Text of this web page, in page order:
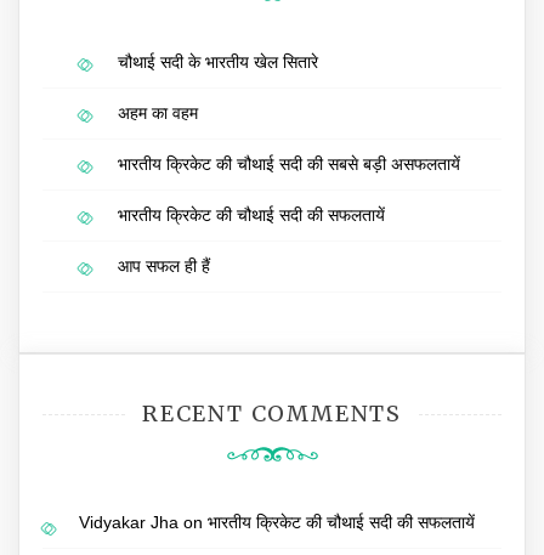
चौथाई सदी के भारतीय खेल सितारे
अहम का वहम
भारतीय क्रिकेट की चौथाई सदी की सबसे बड़ी असफलतायें
भारतीय क्रिकेट की चौथाई सदी की सफलतायें
आप सफल ही हैं
RECENT COMMENTS
Vidyakar Jha on भारतीय क्रिकेट की चौथाई सदी की सफलतायें